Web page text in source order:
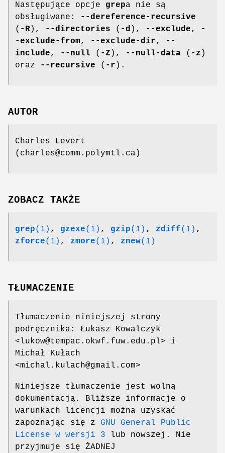
Następujące opcje grepa nie są
obsługiwane:
--dereference-recursive
( -R), --directories ( -d ), --exclude,
-
-exclude-from, --exclude-dir,
--
include, --null ( -Z ), --null-data ( -z )
oraz
--recursive ( -r ).
AUTOR
Charles Levert
(charles@comm.polymtl.ca)
ZOBACZ TAKŻE
grep(1) , gzexe(1) , gzip(1) , zdiff(1) ,
zforce(1) , zmore(1) , znew(1)
TŁUMACZENIE
Tłumaczenie niniejszej strony
podręcznika: Łukasz Kowalczyk
<lukow@tempac.okwf.fuw.edu.pl> i
Michał Kułach
<michal.kulach@gmail.com>
Niniejsze tłumaczenie jest wolną
dokumentacją. Bliższe informacje o
warunkach licencji można uzyskać
zapoznając się z GNU General Public
License w wersji 3 lub nowszej. Nie
przyjmuje się ŻADNEJ